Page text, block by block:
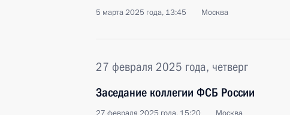
5 марта 2025 года, 13:45 Москва
27 февраля 2025 года, четверг
Заседание коллегии ФСБ России